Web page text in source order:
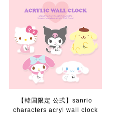
【韓国限定 公式】sanrio
characters acryl wall clock